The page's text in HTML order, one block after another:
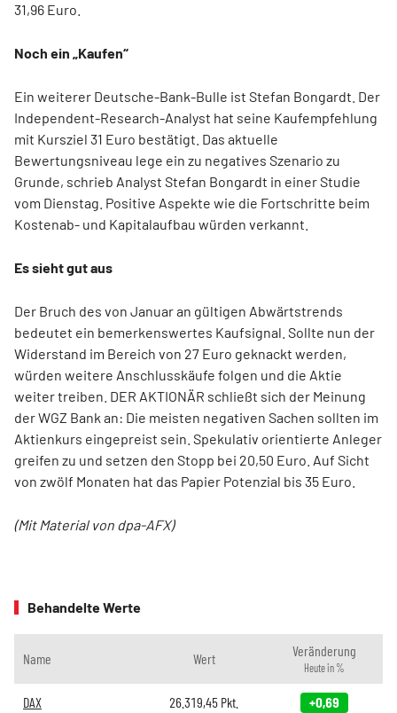
31,96 Euro.
Noch ein „Kaufen“
Ein weiterer Deutsche-Bank-Bulle ist Stefan Bongardt. Der
Independent-Research-Analyst hat seine Kaufempfehlung
mit Kursziel 31 Euro bestätigt. Das aktuelle
Bewertungsniveau lege ein zu negatives Szenario zu
Grunde, schrieb Analyst Stefan Bongardt in einer Studie
vom Dienstag. Positive Aspekte wie die Fortschritte beim
Kostenab- und Kapitalaufbau würden verkannt.
Es sieht gut aus
Der Bruch des von Januar an gültigen Abwärtstrends
bedeutet ein bemerkenswertes Kaufsignal. Sollte nun der
Widerstand im Bereich von 27 Euro geknackt werden,
würden weitere Anschlusskäufe folgen und die Aktie
weiter treiben. DER AKTIONÄR schließt sich der Meinung
der WGZ Bank an: Die meisten negativen Sachen sollten im
Aktienkurs eingepreist sein. Spekulativ orientierte Anleger
greifen zu und setzen den Stopp bei 20,50 Euro. Auf Sicht
von zwölf Monaten hat das Papier Potenzial bis 35 Euro.
(Mit Material von dpa-AFX)
Behandelte Werte
Name Wert Veränderung
Heute in %
DAX 26.319,45 Pkt. +0,69